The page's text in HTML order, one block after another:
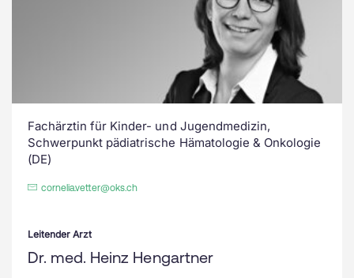
Fachärztin für Kinder- und Jugendmedizin,
Schwerpunkt pädiatrische Hämatologie & Onkologie
(DE)
cornelia.vetter@oks.ch
Leitender Arzt
Dr. med. Heinz Hengartner